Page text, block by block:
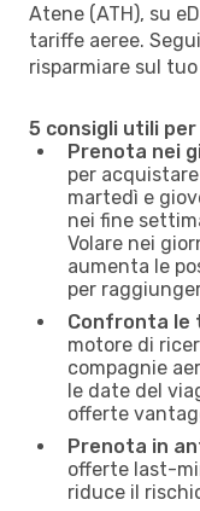
Atene (ATH), su
tariffe aeree.
risparmiare sul
5 consigli utili
Prenota nei
per
martedì e
nei fine
Volare nei
aumenta le
per
Confronta le
motore di
compagnie
le date del
offerte
Prenota in
offerte last-
riduce il